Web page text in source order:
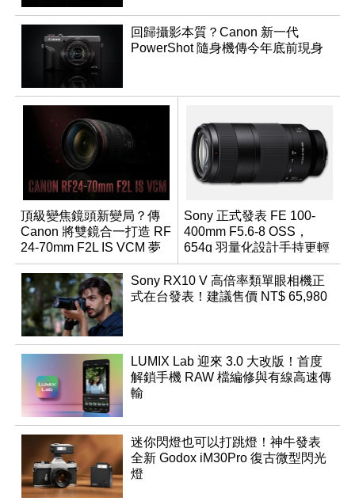
回歸攝影本質？Canon 新一代
PowerShot 隨身機傳今年底前現身
頂級變焦鏡頭新變局？傳
Canon 將雙鏡合一打造 RF
24-70mm F2L IS VCM 夢
幻規格
Sony 正式發表 FE 100-
400mm F5.6-8 OSS，
654g 羽量化設計手持更輕
鬆
Sony RX10 V 高倍率類單眼相機正
式在台發表！建議售價 NT$ 65,980
LUMIX Lab 迎來 3.0 大改版！首度
解鎖手機 RAW 檔編修與有線高速傳
輸
迷你閃燈也可以打跳燈！神牛發表
全新 Godox iM30Pro 復古微型閃光
燈